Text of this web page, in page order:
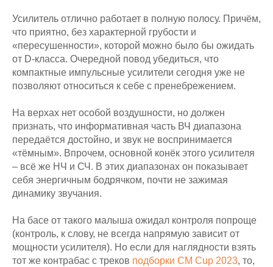
Усилитель отлично работает в полную полосу. Причём,
что приятно, без характерной грубости и
«пересушенности», которой можно было бы ожидать
от D-класса. Очередной повод убедиться, что
компактные импульсные усилители сегодня уже не
позволяют относиться к себе с пренебрежением.
На верхах нет особой воздушности, но должен
признать, что информативная часть ВЧ диапазона
передаётся достойно, и звук не воспринимается
«тёмным». Впрочем, основной конёк этого усилителя
– всё же НЧ и СЧ. В этих диапазонах он показывает
себя энергичным бодрячком, почти не зажимая
динамику звучания.
На басе от такого малыша ожидал контроля попроще
(контроль, к слову, не всегда напрямую зависит от
мощности усилителя). Но если для наглядности взять
тот же контрабас с треков подборки CM Cup 2023, то,